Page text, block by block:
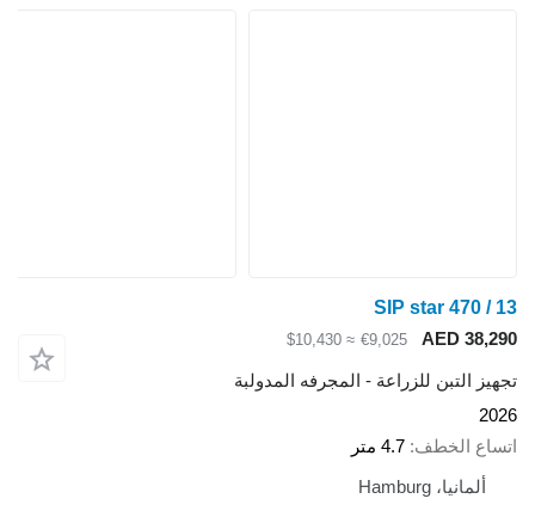
SIP star 470 / 13
AED 38,290
€9,025
≈ $10,430
تجهيز التبن للزراعة - المجرفه المدولبة
2026
اتساع الخطف 4.7 متر
ألمانيا، Hamburg